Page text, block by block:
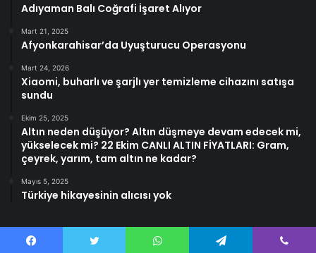
Adıyaman Balı Coğrafi İşaret Alıyor
Mart 21, 2025
Afyonkarahisar’da Uyuşturucu Operasyonu
Mart 24, 2026
Xiaomi, buharlı ve şarjlı yer temizleme cihazını satışa
sundu
Ekim 25, 2025
Altın neden düşüyor? Altın düşmeye devam edecek mi,
yükselecek mi? 22 Ekim CANLI ALTIN FİYATLARI: Gram,
çeyrek, yarım, tam altın ne kadar?
Mayıs 5, 2025
Türkiye hikayesinin alıcısı yok